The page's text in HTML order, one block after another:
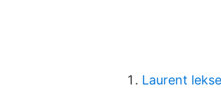
Laurent